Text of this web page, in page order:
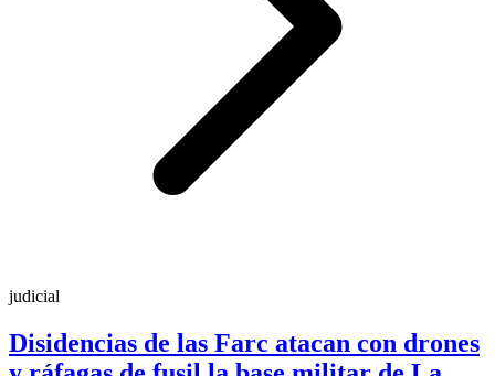
judicial
Disidencias de las Farc atacan con drones